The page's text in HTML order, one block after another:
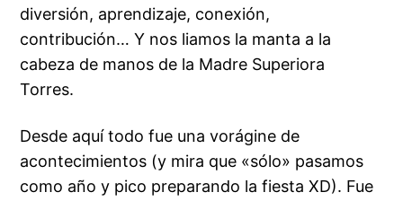
diversión, aprendizaje, conexión,
contribución… Y nos liamos la manta a la
cabeza de manos de la Madre Superiora
Torres.
Desde aquí todo fue una vorágine de
acontecimientos (y mira que «sólo» pasamos
como año y pico preparando la fiesta XD). Fue